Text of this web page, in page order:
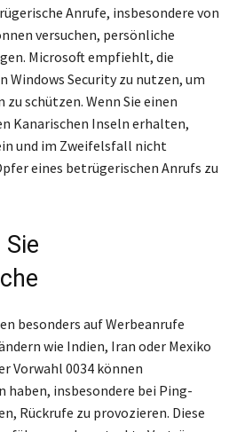
Anrufe, insbesondere von
versuchen, persönliche
Microsoft empfiehlt, die
Security zu nutzen, um
schützen. Wenn Sie einen
Kanarischen Inseln erhalten,
und im Zweifelsfall nicht
eines betrügerischen Anrufs zu
besonders auf Werbeanrufe
wie Indien, Iran oder Mexiko
Vorwahl 0034 können
haben, insbesondere bei Ping-
Rückrufe zu provozieren. Diese